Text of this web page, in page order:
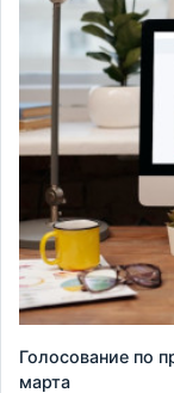
Голосование по
марта